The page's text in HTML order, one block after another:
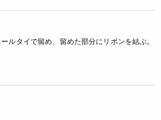
ルタイで留め、留めた部分にリボンを結ぶ。